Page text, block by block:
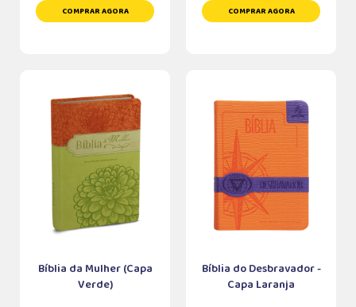
COMPRAR AGORA COMPRAR AGORA
Bíblia da Mulher (Capa
Verde)
Bíblia do Desbravador -
Capa Laranja